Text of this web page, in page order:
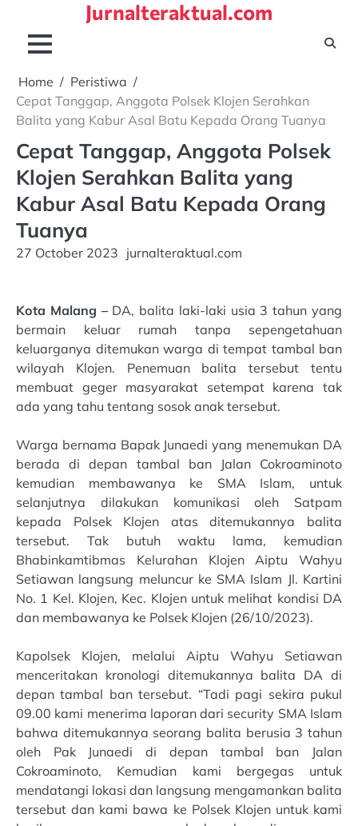
content
Jurnalteraktual.com
Home
Peristiwa
Cepat Tanggap, Anggota Polsek Klojen Serahkan
Balita yang Kabur Asal Batu Kepada Orang Tuanya
Cepat Tanggap, Anggota Polsek
Klojen Serahkan Balita yang
Kabur Asal Batu Kepada Orang
Tuanya
27 October 2023 jurnalteraktual.com
Kota Malang –DA, balita laki-laki usia 3 tahun yang
bermain keluar rumah tanpa sepengetahuan
keluarganya ditemukan warga di tempat tambal ban
wilayah Klojen. Penemuan balita tersebut tentu
membuat geger masyarakat setempat karena tak
ada yang tahu tentang sosok anak tersebut.
Warga bernama Bapak Junaedi yang menemukan DA
berada di depan tambal ban Jalan Cokroaminoto
kemudian membawanya ke SMA Islam, untuk
selanjutnya dilakukan komunikasi oleh Satpam
kepada Polsek Klojen atas ditemukannya balita
tersebut. Tak butuh waktu lama, kemudian
Bhabinkamtibmas Kelurahan Klojen Aiptu Wahyu
Setiawan langsung meluncur ke SMA Islam Jl. Kartini
No. 1 Kel. Klojen, Kec. Klojen untuk melihat kondisi DA
dan membawanya ke Polsek Klojen (26/10/2023).
Kapolsek Klojen, melalui Aiptu Wahyu Setiawan
menceritakan kronologi ditemukannya balita DA di
depan tambal ban tersebut. “Tadi pagi sekira pukul
09.00 kami menerima laporan dari security SMA Islam
bahwa ditemukannya seorang balita berusia 3 tahun
oleh Pak Junaedi di depan tambal ban Jalan
Cokroaminoto, Kemudian kami bergegas untuk
mendatangi lokasi dan langsung mengamankan balita
tersebut dan kami bawa ke Polsek Klojen untuk kami